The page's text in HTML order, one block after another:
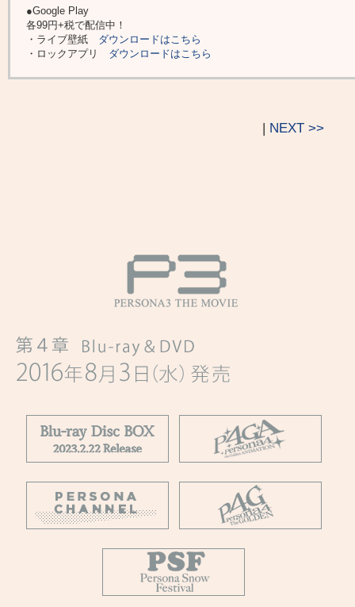
●Google Play
各99円+税で配信中！
・ライブ壁紙 ダウンロードはこちら
・ロックアプリ ダウンロードはこちら
| NEXT >>